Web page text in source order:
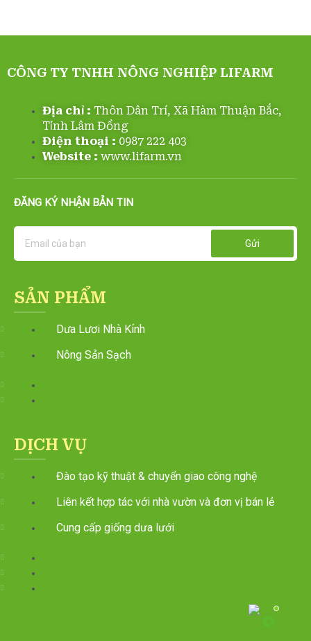
CÔNG TY TNHH NÔNG NGHIỆP LIFARM
Địa chỉ : Thôn Dân Trí, Xã Hàm Thuận Bắc,
Tỉnh Lâm Đồng
Điện thoại : 0987 222 403
Website :www.lifarm.vn
ĐĂNG KÝ NHẬN BẢN TIN
Gửi
SẢN PHẨM
Dưa Lươi Nhà Kính
Nông Sản Sạch
DỊCH VỤ
Đào tạo kỹ thuật & chuyển giao công nghệ
Liên kết hợp tác với nhà vườn và đơn vị bán lẻ
Cung cấp giống dưa lưới